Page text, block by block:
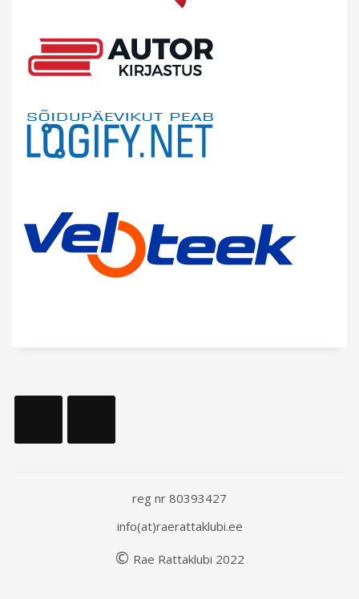
reg nr 80393427
info(at)raerattaklubi.ee
© Rae Rattaklubi 2022